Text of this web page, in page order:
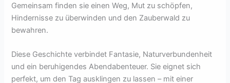
Gemeinsam finden sie einen Weg, Mut zu schöpfen,
Hindernisse zu überwinden und den Zauberwald zu
bewahren.
Diese Geschichte verbindet Fantasie, Naturverbundenheit
und ein beruhigendes Abendabenteuer. Sie eignet sich
perfekt, um den Tag ausklingen zu lassen – mit einer